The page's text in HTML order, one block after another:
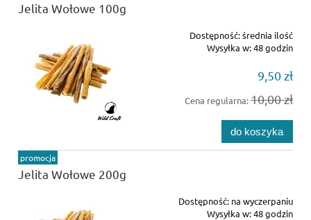
Jelita Wołowe 100g
Dostępność:średnia ilość
Wysyłka w:48 godzin
9,50 zł
Cena regularna:10,00 zł
do koszyka
Jelita Wołowe 200g
Dostępność: na wyczerpaniu
Wysyłka w:48 godzin
promocja